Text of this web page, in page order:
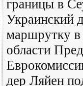
границы в
Украинский
маршрутку в
области
дер Ляйен